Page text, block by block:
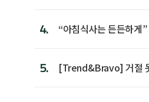
4.
“아침식사는 든든하게
5.
[Trend&Bravo] 거절